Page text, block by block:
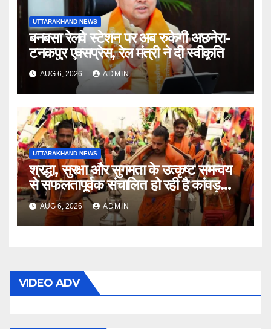
UTTARAKHAND NEWS
बनबसा रेलवे स्टेशन पर अब रुकेगी अछनेरा-
टनकपुर एक्सप्रेस, रेल मंत्री ने दी स्वीकृति
AUG 6, 2026 ADMIN
UTTARAKHAND NEWS
श्रद्धा, सुरक्षा और सुगमता के उत्कृष्ट समन्वय
से सफलतापूर्वक संचालित हो रही है कांवड़
यात्रा
AUG 6, 2026 ADMIN
VIDEO ADV